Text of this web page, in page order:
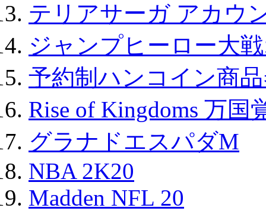
テリアサーガ アカウ
ジャンプヒーロー大
予約制ハンコイン商
Rise of Kingdoms 万
グラナドエスパダM
NBA 2K20
Madden NFL 20